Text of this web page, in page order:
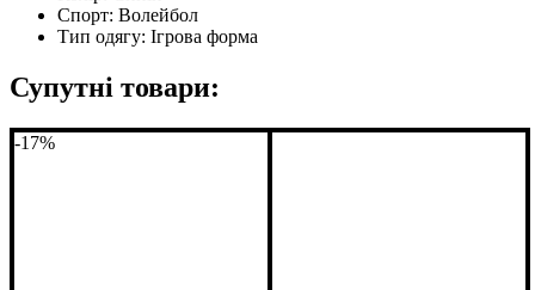
Спорт: Волейбол
Тип одягу: Ігрова форма
Супутні товари:
-17%